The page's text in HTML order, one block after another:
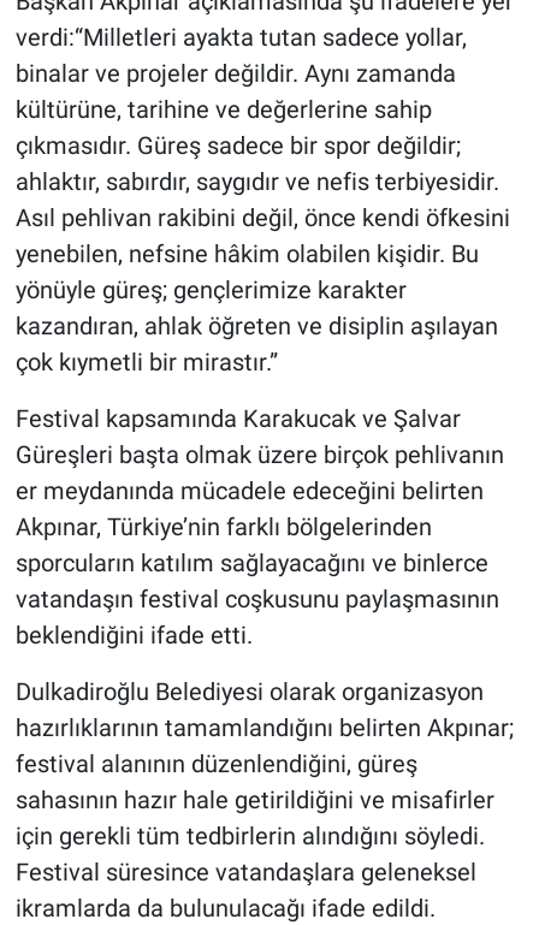
verdi:“Milletleri ayakta tutan sadece yollar,
binalar ve projeler değildir. Aynı zamanda
kültürüne, tarihine ve değerlerine sahip
çıkmasıdır. Güreş sadece bir spor değildir;
ahlaktır, sabırdır, saygıdır ve nefis terbiyesidir.
Asıl pehlivan rakibini değil, önce kendi öfkesini
yenebilen, nefsine hâkim olabilen kişidir. Bu
yönüyle güreş; gençlerimize karakter
kazandıran, ahlak öğreten ve disiplin aşılayan
çok kıymetli bir mirastır.”
Festival kapsamında Karakucak ve Şalvar
Güreşleri başta olmak üzere birçok pehlivanın
er meydanında mücadele edeceğini belirten
Akpınar, Türkiye’nin farklı bölgelerinden
sporcuların katılım sağlayacağını ve binlerce
vatandaşın festival coşkusunu paylaşmasının
beklendiğini ifade etti.
Dulkadiroğlu Belediyesi olarak organizasyon
hazırlıklarının tamamlandığını belirten Akpınar;
festival alanının düzenlendiğini, güreş
sahasının hazır hale getirildiğini ve misafirler
için gerekli tüm tedbirlerin alındığını söyledi.
Festival süresince vatandaşlara geleneksel
ikramlarda da bulunulacağı ifade edildi.